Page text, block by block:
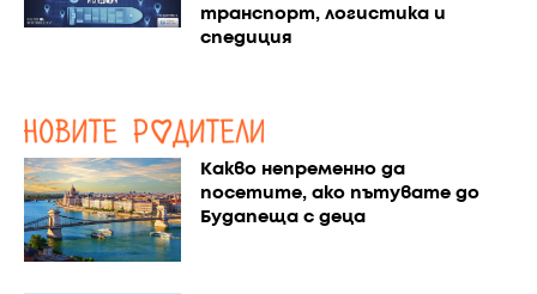
транспорт, логистика и
спедиция
Какво непременно да
посетите, ако пътувате до
Будапеща с деца